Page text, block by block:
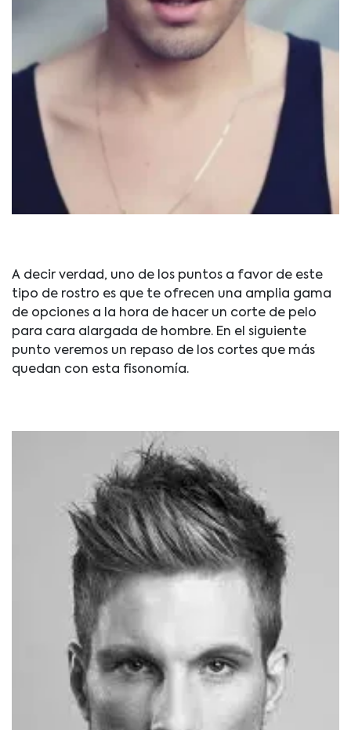
A decir verdad, uno de los puntos a favor de este
tipo de rostro es que te ofrecen una amplia gama
de opciones a la hora de hacer un corte de pelo
para cara alargada de hombre. En el siguiente
punto veremos un repaso de los cortes que más
quedan con esta fisonomía.